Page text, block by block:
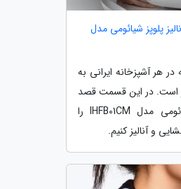
پلوپز شیائومی مدل
در هر آشپزخانه ایرانی به
است. در این قسمت قصد
داریم پلوپز شیائومی مدل IHFB01CM را
و آنالیز کنیم.